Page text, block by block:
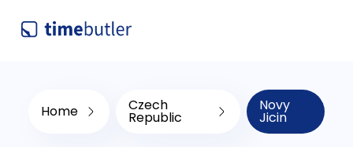
Home Czech
Republic
Novy
Jicin